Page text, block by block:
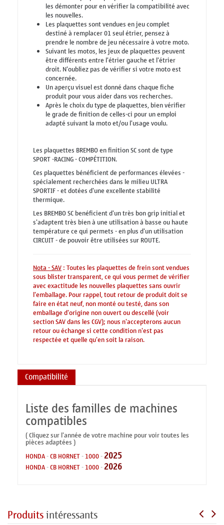
les démonter pour en vérifier la compatibilité avec
les nouvelles.
Les plaquettes sont vendues en jeu complet
destiné à remplacer 01 seul étrier, pensez à
prendre le nombre de jeu nécessaire à votre moto.
Suivant les motos, les jeux de plaquettes peuvent
être différents entre l'étrier gauche et l'étrier
droit. N'oubliez pas de vérifier si votre moto est
concernée.
Un aperçu visuel est donné dans chaque fiche
produit pour vous aider dans vos recherches.
Après le choix du type de plaquettes, bien vérifier
le grade de finition de celles-ci pour un emploi
adapté suivant la moto et/ou l'usage voulu.
Les plaquettes BREMBO en finition SC sont de type
SPORT -RACING - COMPÉTITION.
Ces plaquettes bénéficient de performances élevées -
spécialement recherchées dans le milieu ULTRA
SPORTIF - et dotées d'une excellente stabilité
thermique.
Les BREMBO SC benéficient d'un très bon grip initial et
s'adaptent très bien à une utilisation à basse ou haute
température ce qui permets - en plus d'un utilisation
CIRCUIT - de pouvoir être utilisées sur ROUTE.
Nota - SAV: Toutes les plaquettes de frein sont vendues
sous blister transparent, ce qui vous permet de vérifier
avec exactitude les nouvelles plaquettes sans ouvrir
l'emballage. Pour rappel, tout retour de produit doit se
faire en état neuf, non monté ou testé, dans son
emballage d'origine non ouvert ou descellé (voir
section SAV dans les CGV); nous n'accepterons aucun
retour ou échange si cette condition n'est pas
respectée et quelle qu'en soit la raison.
Compatibilité
Liste des familles de machines
compatibles
( Cliquez sur l'année de votre machine pour voir toutes les
pièces adaptées )
HONDA-CB HORNET-1000-2025
HONDA-CB HORNET-1000-2026
Produitsintéressants